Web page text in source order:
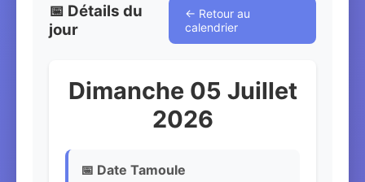
📅 Détails du
jour
← Retour au
calendrier
Dimanche 05 Juillet
2026
📅 Date Tamoule